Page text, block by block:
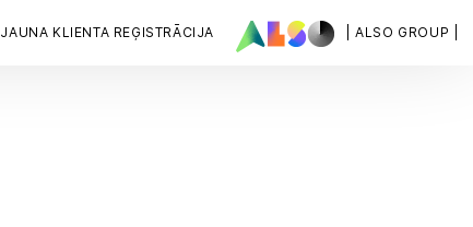
| ALSO GROUP |
JAUNA KLIENTA REĢISTRĀCIJA